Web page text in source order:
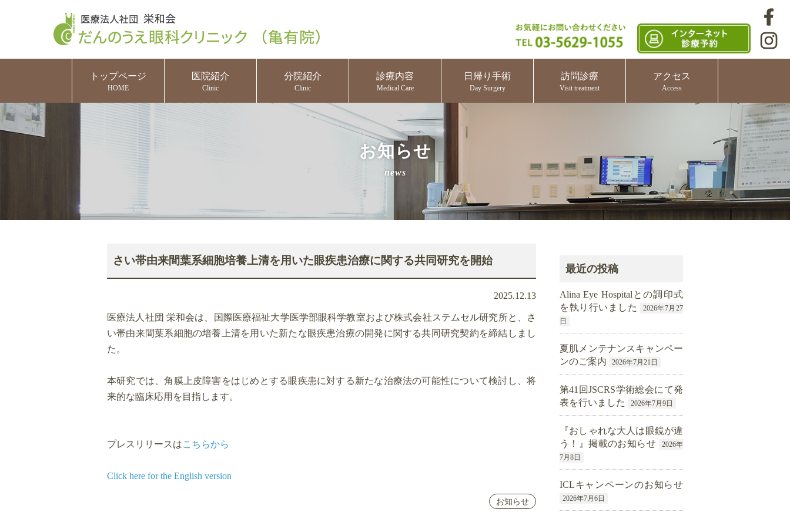
トップページ
HOME
医院紹介
Clinic
分院紹介
Clinic
診療内容
Medical Care
日帰り手術
Day Surgery
訪問診療
Visit treatment
アクセス
Access
お知らせ
news
さい帯由来間葉系細胞培養上清を用いた眼疾患治療に関する共同研究を開始
2025.12.13
医療法人社団 栄和会は、国際医療福祉大学医学部眼科学教室および株式会社ステムセル研究所と、さ
い帯由来間葉系細胞の培養上清を用いた新たな眼疾患治療の開発に関する共同研究契約を締結しまし
た。
本研究では、角膜上皮障害をはじめとする眼疾患に対する新たな治療法の可能性について検討し、将
来的な臨床応用を目指します。
プレスリリースはこちらから
Click here for the English version
お知らせ
最近の投稿
Alina Eye Hospitalとの調印式
を執り行いました
2026年7月27
日
夏肌メンテナンスキャンペー
ンのご案内
2026年7月21日
第41回JSCRS学術総会にて発
表を行いました
2026年7月9日
『おしゃれな大人は眼鏡が違
う！』掲載のお知らせ
2026年
7月8日
ICLキャンペーンのお知らせ
2026年7月6日